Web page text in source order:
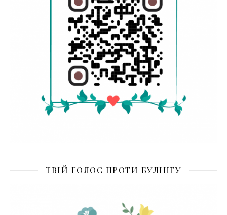
ТВІЙ ГОЛОС ПРОТИ БУЛІНГУ